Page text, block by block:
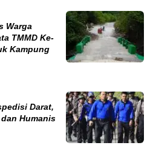
Warga
TMMD Ke-
Kampung
Darat,
Humanis